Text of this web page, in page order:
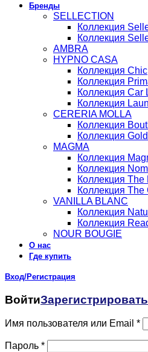
Бренды
SELLECTION
Коллекция
Коллекция
AMBRA
HYPNO CASA
Коллекция Chic
Коллекция
Коллекция Car
Коллекция
CERERIA MOLLA
Коллекция
Коллекция
MAGMA
Коллекция
Коллекция
Коллекция
Коллекция The
VANILLA BLANC
Коллекция
Коллекция
NOUR BOUGIE
О нас
Где купить
Вход/Регистрация
Войти
Имя пользователя или Email *
Пароль *